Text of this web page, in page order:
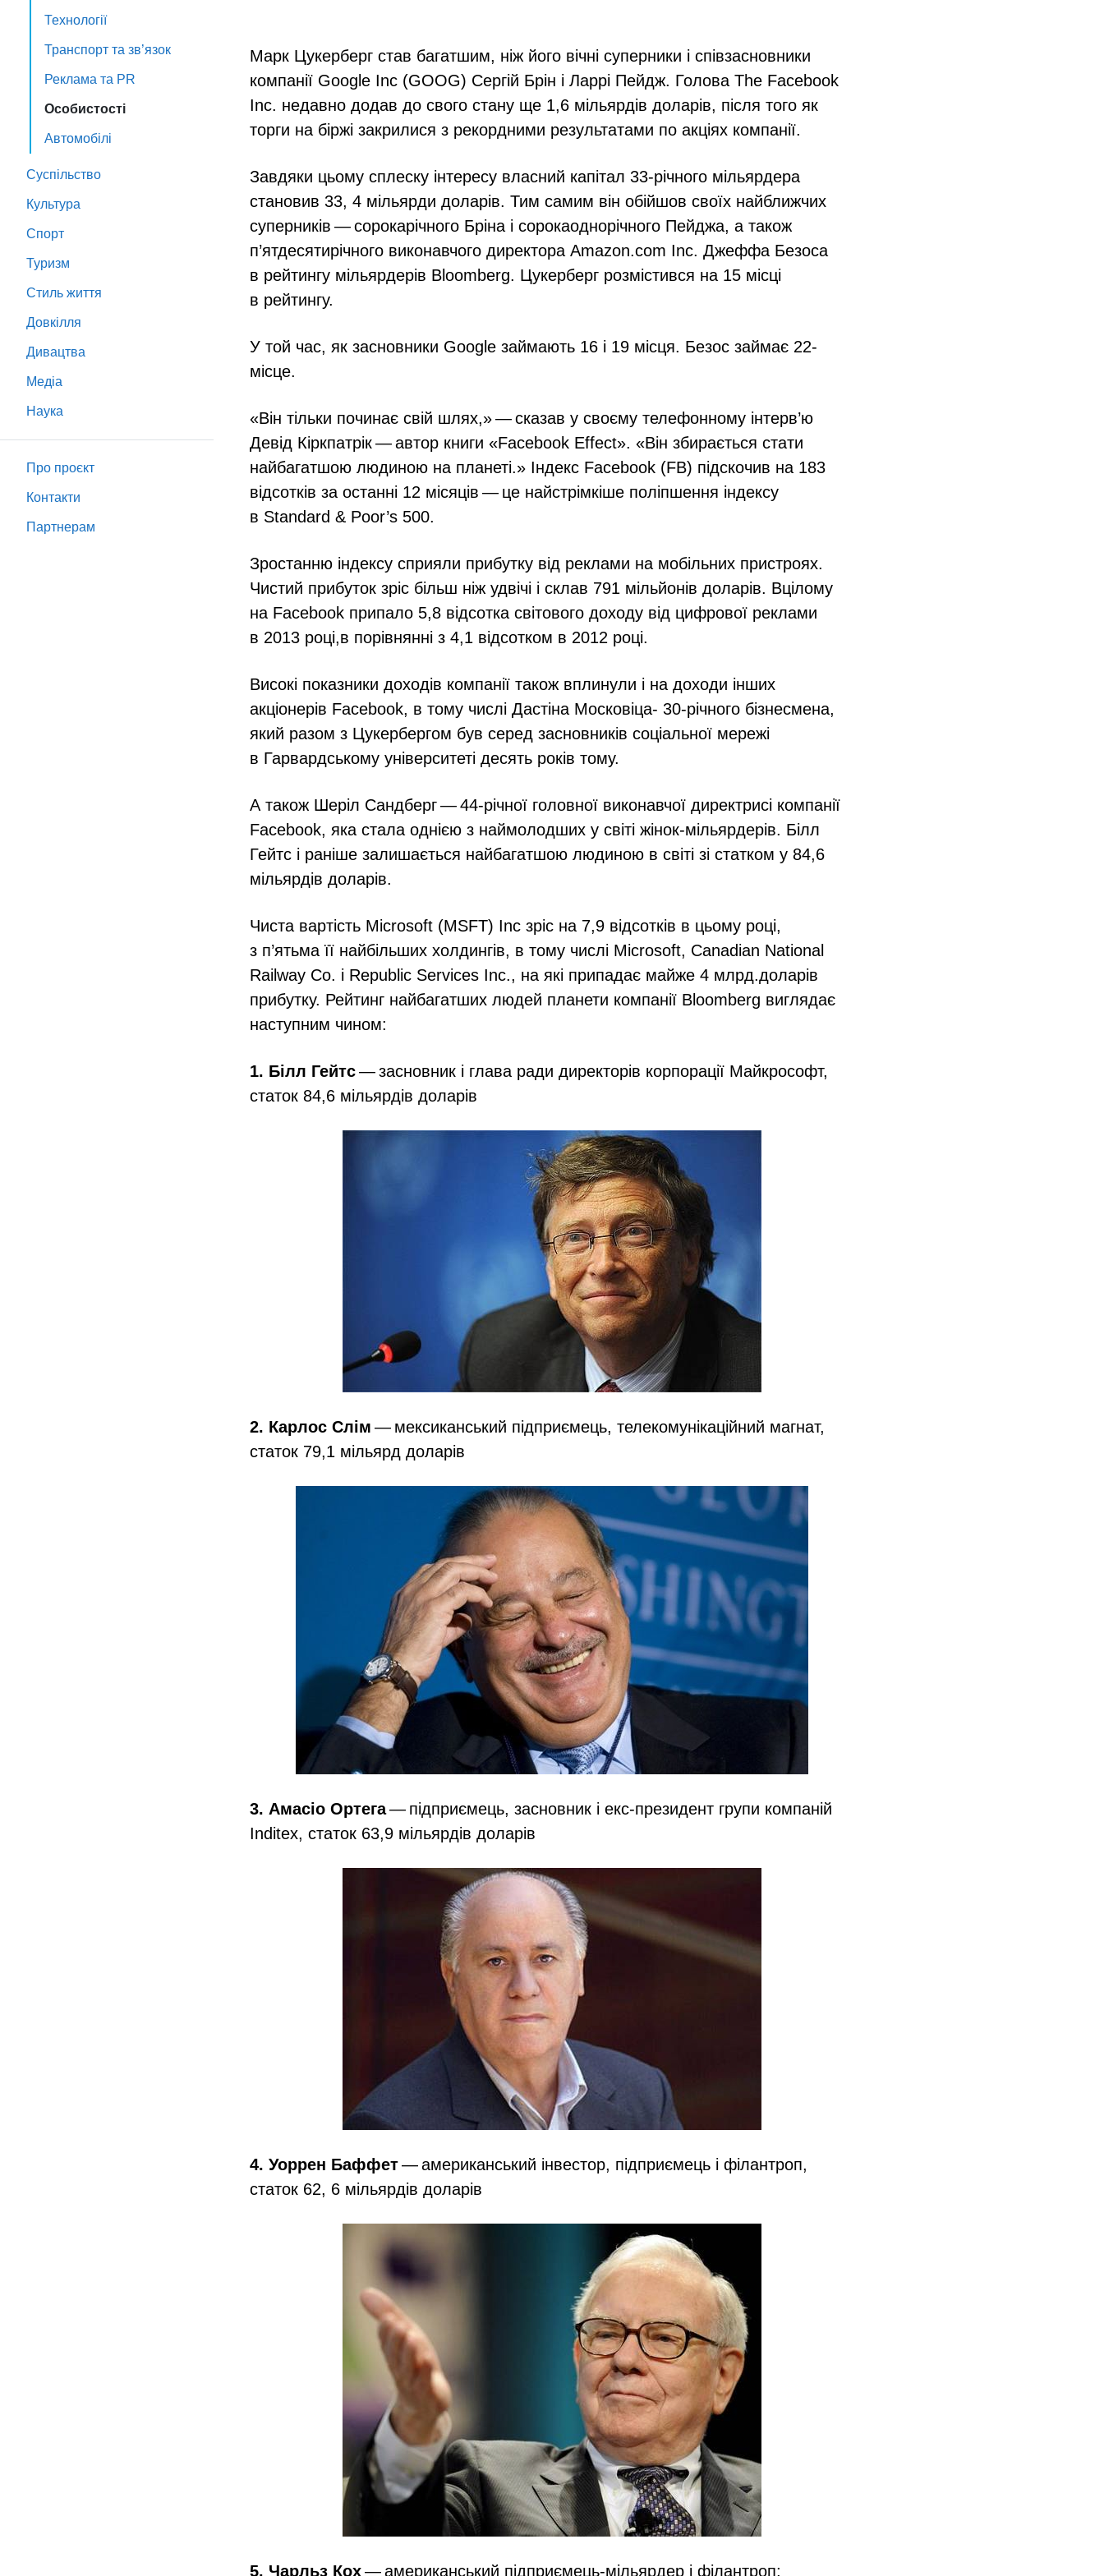
Технології
Транспорт та зв’язок
Реклама та PR
Особистості
Автомобілі
Суспільство
Культура
Спорт
Туризм
Стиль життя
Довкілля
Дивацтва
Медіа
Наука
Про проєкт
Контакти
Партнeрам
Марк Цукерберг став багатшим, ніж його вічні суперники і співзасновники
компанії Google Inc (GOOG) Сергій Брін і Ларрі Пейдж. Голова The Facebook
Inc. недавно додав до свого стану ще 1,6 мільярдів доларів, після того як
торги на біржі закрилися з рекордними результатами по акціях компанії.
Завдяки цьому сплеску інтересу власний капітал 33-річного мільярдера
становив 33, 4 мільярди доларів. Тим самим він обійшов своїх найближчих
суперників — сорокарічного Бріна і сорокаоднорічного Пейджа, а також
п’ятдесятирічного виконавчого директора Amazon.com Inc. Джеффа Безоса
в рейтингу мільярдерів Bloomberg. Цукерберг розмістився на 15 місці
в рейтингу.
У той час, як засновники Google займають 16 і 19 місця. Безос займає 22-
місце.
«Він тільки починає свій шлях,» — сказав у своєму телефонному інтерв’ю
Девід Кіркпатрік — автор книги «Facebook Effect». «Він збирається стати
найбагатшою людиною на планеті.» Індекс Facebook (FB) підскочив на 183
відсотків за останні 12 місяців — це найстрімкіше поліпшення індексу
в Standard & Poor’s 500.
Зростанню індексу сприяли прибутку від реклами на мобільних пристроях.
Чистий прибуток зріс більш ніж удвічі і склав 791 мільйонів доларів. Вцілому
на Facebook припало 5,8 відсотка світового доходу від цифрової реклами
в 2013 році,в порівнянні з 4,1 відсотком в 2012 році.
Високі показники доходів компанії також вплинули і на доходи інших
акціонерів Facebook, в тому числі Дастіна Московіца- 30-річного бізнесмена,
який разом з Цукербергом був серед засновників соціальної мережі
в Гарвардському університеті десять років тому.
А також Шеріл Сандберг — 44-річної головної виконавчої директрисі компанії
Facebook, яка стала однією з наймолодших у світі жінок-мільярдерів. Білл
Гейтс і раніше залишається найбагатшою людиною в світі зі статком у 84,6
мільярдів доларів.
Чиста вартість Microsoft (MSFT) Inc зріс на 7,9 відсотків в цьому році,
з п’ятьма її найбільших холдингів, в тому числі Microsoft, Canadian National
Railway Co. і Republic Services Inc., на які припадає майже 4 млрд.доларів
прибутку. Рейтинг найбагатших людей планети компанії Bloomberg виглядає
наступним чином:
1. Білл Гейтс— засновник і глава ради директорів корпорації Майкрософт,
статок 84,6 мільярдів доларів
2. Карлос Слім — мексиканський підприємець, телекомунікаційний магнат,
статок 79,1 мільярд доларів
3. Амасіо Ортега— підприємець, засновник і екс-президент групи компаній
Inditex, статок 63,9 мільярдів доларів
4. Уоррен Баффет— американський інвестор, підприємець і філантроп,
статок 62, 6 мільярдів доларів
5. Чарльз Кох— американський підприємець-мільярдер і філантроп;